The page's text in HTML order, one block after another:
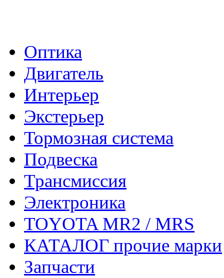
Оптика
Двигатель
Интерьер
Экстерьер
Тормозная система
Подвеска
Трансмиссия
Электроника
TOYOTA MR2 / MRS
КАТАЛОГ прочие марки
Запчасти